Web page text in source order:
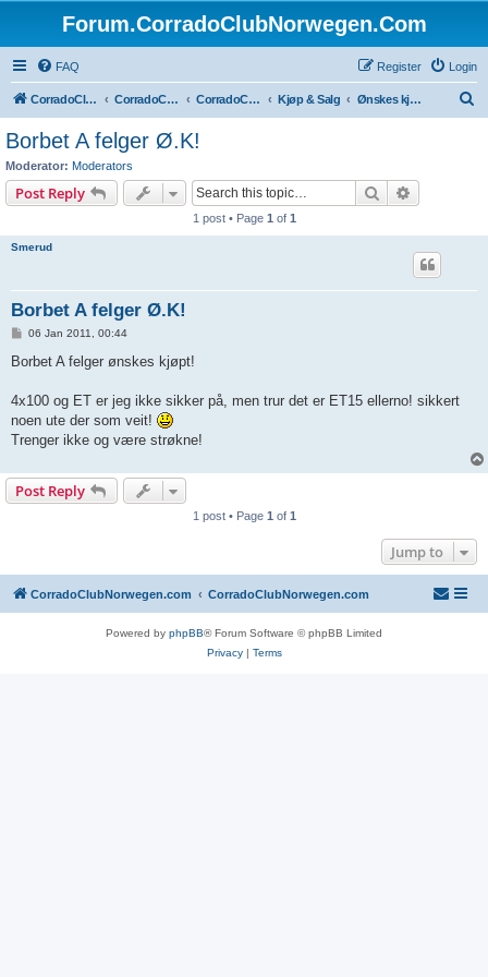
Forum.CorradoClubNorwegen.Com
FAQ Login
Register
CorradoClubNorwegen.com CorradoClubNorwegen.com CorradoClubNorwegen Kjøp & Salg Ønskes kjøpt
Borbet A felger Ø.K!
Moderator: Moderators
Post Reply Search
1 post • Page 1 of 1
Smerud
Borbet A felger Ø.K!
P
s
06 Jan 2011, 00:44
Borbet A felger ønskes kjøpt!
4x100 og ET er jeg ikke sikker på, men trur det er ET15 ellerno! sikkert
noen ute der som veit!
Trenger ikke og være strøkne!
Post Reply
1 post • Page 1 of 1
Jump to
CorradoClubNorwegen.com CorradoClubNorwegen.com
Powered by phpBB® Forum Software © phpBB Limited
Privacy| Terms